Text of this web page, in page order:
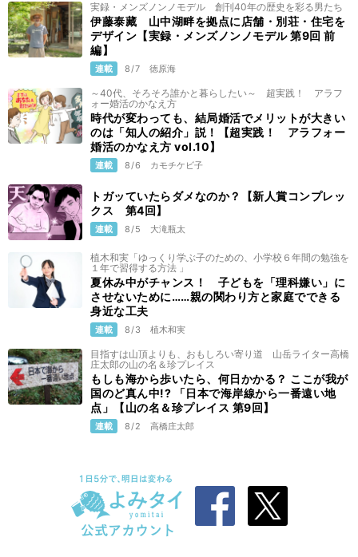
実録・メンズノンノモデル 創刊40年の歴史を彩る男たち
伊藤泰藏 山中湖畔を拠点に店舗・別荘・住宅を
デザイン【実録・メンズノンノモデル 第9回 前
編】
連載 8/7 徳原海
～40代、そろそろ誰かと暮らしたい～ 超実践！ アラフ
ォー婚活のかなえ方
時代が変わっても、結局婚活でメリットが大きい
のは「知人の紹介」説！【超実践！ アラフォー
婚活のかなえ方 vol.10】
連載 8/6 カモチケビ子
トガッていたらダメなのか？【新人賞コンプレッ
クス 第4回】
連載 8/5 大滝瓶太
植木和実「ゆっくり学ぶ子のための、小学校６年間の勉強を
１年で習得する方法 」
夏休み中がチャンス！ 子どもを「理科嫌い」に
させないために……親の関わり方と家庭でできる
身近な工夫
連載 8/3 植木和実
目指すは山頂よりも、おもしろい寄り道 山岳ライター高橋
庄太郎の山の名＆珍プレイス
もしも海から歩いたら、何日かかる？ ここが我が
国のど真ん中!? 「日本で海岸線から一番遠い地
点」【山の名＆珍プレイス 第9回】
連載 8/2 高橋庄太郎